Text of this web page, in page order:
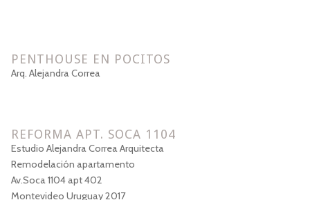
PENTHOUSE EN POCITOS
Arq. Alejandra Correa
REFORMA APT. SOCA 1104
Estudio Alejandra Correa Arquitecta
Remodelación apartamento
Av.Soca 1104 apt 402
Montevideo Uruguay 2017